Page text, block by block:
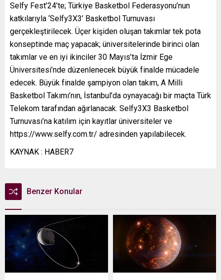
Selfy Fest’24’te; Türkiye Basketbol Federasyonu’nun
katkılarıyla ‘Selfy3X3’ Basketbol Turnuvası
gerçekleştirilecek. Üçer kişiden oluşan takımlar tek pota
konseptinde maç yapacak; üniversitelerinde birinci olan
takımlar ve en iyi ikinciler 30 Mayıs’ta İzmir Ege
Üniversitesi’nde düzenlenecek büyük finalde mücadele
edecek. Büyük finalde şampiyon olan takım, A Milli
Basketbol Takımı’nın, İstanbul’da oynayacağı bir maçta Türk
Telekom tarafından ağırlanacak. Selfy3X3 Basketbol
Turnuvası’na katılım için kayıtlar üniversiteler ve
https://www.selfy.com.tr/ adresinden yapılabilecek.
KAYNAK : HABER7
Benzer Konular